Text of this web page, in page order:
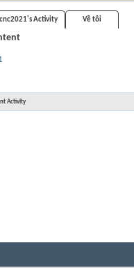
cnc2021's Activity Về tôi
Activity